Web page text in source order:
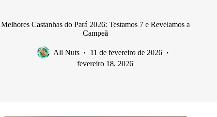
Melhores Castanhas do Pará 2026: Testamos 7 e Revelamos a
Campeã
All Nuts
11 de fevereiro de 2026
fevereiro 18, 2026